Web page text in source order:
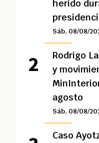
herido
Sáb, 08/08/
Rodrigo
y
agosto
Sáb, 08/08/
Caso